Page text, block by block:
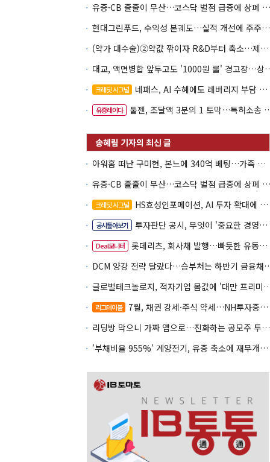
유증·CB 줄줄이 무산…코스닥 벌점 급증에 상폐 압박
현대그린푸드, 수익성 본궤도…실적 개선에 주주환원까지
(약가 대수술)②약값 깎이자 R&D부터 축소…제약업계 비상경영 돌입
대교, 액면병합 앞두고
크레딧 시그널 네패스, AI 수혜에도 레버리지 부담 여전
유증레이다 툴젠, 조달액 3분의 1 토막…특허소송 비용부터 챙긴다
아워홈 떠난 구미현, 본느에 340억 베팅…가족 지배체제 구축
유증·CB 줄줄이 무산…코스닥 벌점 급증에 상폐 압박
크레딧 시그널 HS효성인포메이션, AI 투자 확대에 실적 체력 강화
공시톺아보기 투자판단 공시, 무엇이 '중요한 경영사항'일까
Deal모니터
롯데리츠, 회사채 발행…빠듯한 유동성 차환으로 대응
DCM 양강 전략 달랐다
글로벌테크놀로지, 적자기업 몸값
리그테이블
7월, 채권 강세·주식 약세…NH투자증권 DCM 2관왕
리딩방 막으니 가짜 앱으로…진화하는 공모주 투자사기
'부채비율 955%' 계양전기, 유증 축소에 재무개선 효과 '뚝'